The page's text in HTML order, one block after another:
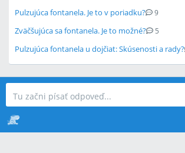
Pulzujúca fontanela. Je to v poriadku? 9
Zväčšujúca sa fontanela. Je to možné? 5
Pulzujúca fontanela u dojčiat: Skúsenosti a rady?